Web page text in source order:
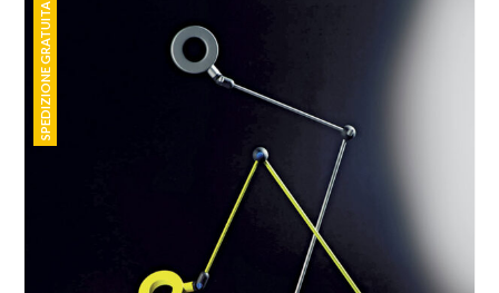
SPEDIZIONE GRATUITA
SPEDIZIONE GRATUITA